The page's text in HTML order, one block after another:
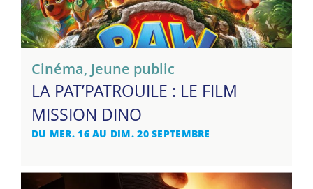
Cinéma, Jeune public
LA PAT’PATROUILE : LE FILM
MISSION DINO
DU MER. 16 AU DIM. 20 SEPTEMBRE